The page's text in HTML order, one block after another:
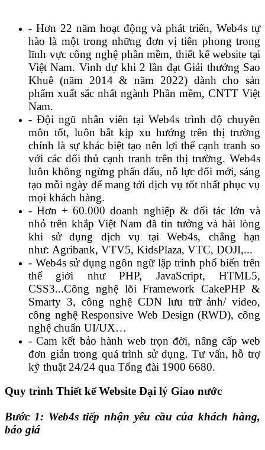
- Hơn 22 năm hoạt động và phát triển, Web4s tự
hào là một trong những đơn vị tiên phong trong
lĩnh vực công nghệ phần mềm, thiết kế website tại
Việt Nam. Vinh dự khi 2 lần đạt Giải thưởng Sao
Khuê (năm 2014 & năm 2022) dành cho sản
phẩm xuất sắc nhất ngành Phần mềm, CNTT Việt
Nam.
- Đội ngũ nhân viên tại Web4s trình độ chuyên
môn tốt, luôn bắt kịp xu hướng trên thị trường
chính là sự khác biệt tạo nên lợi thế cạnh tranh so
với các đối thủ cạnh tranh trên thị trường. Web4s
luôn không ngừng phấn đấu, nỗ lực đổi mới, sáng
tạo mỗi ngày để mang tới dịch vụ tốt nhất phục vụ
mọi khách hàng.
- Hơn + 60.000 doanh nghiệp & đối tác lớn và
nhỏ trên khắp Việt Nam đã tin tưởng và hài lòng
khi sử dụng dịch vụ tại Web4s, chẳng hạn
như: Agribank, VTV5, KidsPlaza, VTC, DOJI,...
- Web4s sử dụng ngôn ngữ lập trình phổ biến trên
thế giới như PHP, JavaScript, HTML5,
CSS3...Công nghệ lõi Framework CakePHP &
Smarty 3, công nghệ CDN lưu trữ ảnh/ video,
công nghệ Responsive Web Design (RWD), công
nghệ chuẩn UI/UX…
-Cam kết bảo hành web trọn đời, nâng cấp web
đơn giản trong quá trình sử dụng. Tư vấn, hỗ trợ
kỹ thuật 24/24 qua Tổng đài 1900 6680.
Quy trình Thiết kế Website Đại lý Giao nước
Bước 1: Web4s tiếp nhận yêu cầu của khách hàng,
báo giá